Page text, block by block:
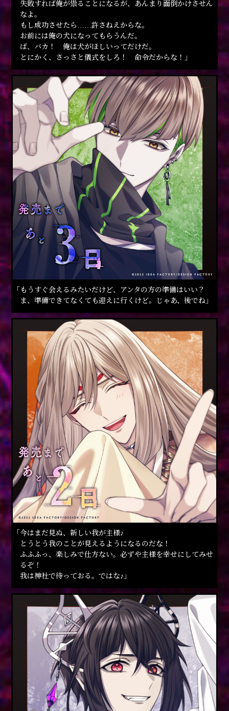
失敗すれば俺が祟ることになるが、あんまり面倒かけさせん
なよ。
もし成功させたら……許さねえからな。
お前には俺の犬になってもらうんだ。
ば、バカ！ 俺は犬がほしいってだけだ。
とにかく、さっさと儀式をしろ！ 命令だからな！」
「もうすぐ会えるみたいだけど、アンタの方の準備はいい？
ま、準備できてなくても迎えに行くけど。じゃあ、後でね」
「今はまだ見ぬ、新しい我が主様♪
とうとう我のことが見えるようになるのだな！
ふふふっ、楽しみで仕方ない。必ずや主様を幸せにしてみせ
るぞ！
我は神社で待っておる。ではな♪」